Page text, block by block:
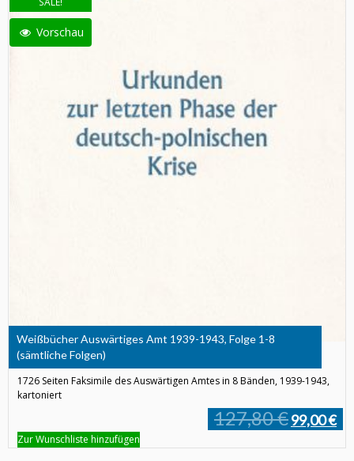
Vorschau
Weißbücher Auswärtiges Amt 1939-1943, Folge 1-8
(sämtliche Folgen)
1726 Seiten Faksimile des Auswärtigen Amtes in 8 Bänden, 1939-1943,
kartoniert
127,80 €99,00 €
Zur Wunschliste hinzufügen